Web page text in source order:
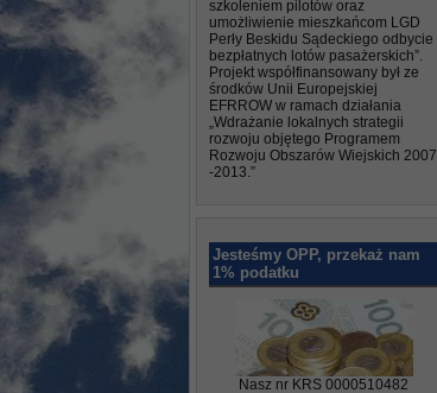
szkoleniem pilotów oraz
umożliwienie mieszkańcom LGD
Perły Beskidu Sądeckiego odbycie
bezpłatnych lotów pasażerskich”.
Projekt współfinansowany był ze
środków Unii Europejskiej
EFRROW w ramach działania
„Wdrażanie lokalnych strategii
rozwoju objętego Programem
Rozwoju Obszarów Wiejskich 2007
-2013.”
Jesteśmy OPP, przekaż nam
1% podatku
Nasz nr KRS 0000510482